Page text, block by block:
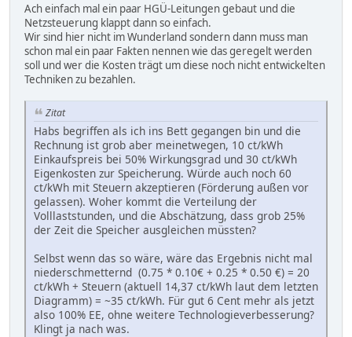
Ach einfach mal ein paar HGÜ-Leitungen gebaut und die
Netzsteuerung klappt dann so einfach.
Wir sind hier nicht im Wunderland sondern dann muss man
schon mal ein paar Fakten nennen wie das geregelt werden
soll und wer die Kosten trägt um diese noch nicht entwickelten
Techniken zu bezahlen.
Zitat
Habs begriffen als ich ins Bett gegangen bin und die
Rechnung ist grob aber meinetwegen, 10 ct/kWh
Einkaufspreis bei 50% Wirkungsgrad und 30 ct/kWh
Eigenkosten zur Speicherung. Würde auch noch 60
ct/kWh mit Steuern akzeptieren (Förderung außen vor
gelassen). Woher kommt die Verteilung der
Volllaststunden, und die Abschätzung, dass grob 25%
der Zeit die Speicher ausgleichen müssten?
Selbst wenn das so wäre, wäre das Ergebnis nicht mal
niederschmetternd (0.75 * 0.10€ + 0.25 * 0.50 €) = 20
ct/kWh + Steuern (aktuell 14,37 ct/kWh laut dem letzten
Diagramm) = ~35 ct/kWh. Für gut 6 Cent mehr als jetzt
also 100% EE, ohne weitere Technologieverbesserung?
Klingt ja nach was.